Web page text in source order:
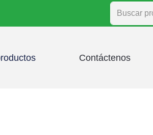
Buscar
Contáctenos